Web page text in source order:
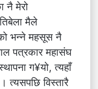
नै मेरो
मैले
भन्ने महसूस नै
पत्रकार महासंघ
ग¥यो, त्यहाँ
त्यसपछि विस्तारै